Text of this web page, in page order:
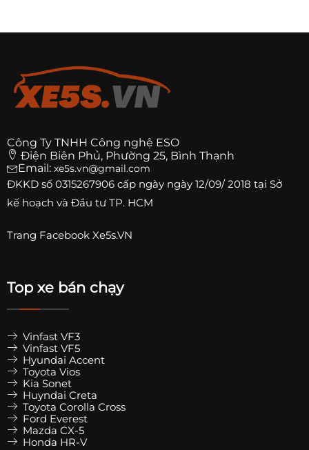
Công Ty TNHH Công nghệ ESO
Điện Biên Phủ, Phường 25, Bình Thạnh
Email: xe5s.vn@gmail.com
ĐKKD số 0315267906 cấp ngày ngày 12/09/ 2018 tại Sở
kế hoạch và Đầu tư TP. HCM
Trang Facebook Xe5s.VN
Top xe bán chạy
Vinfast VF3
Vinfast VF5
Hyundai Accent
Toyota Vios
Kia Sonet
Huyndai Creta
Toyota Corolla Cross
Ford Everest
Mazda CX-5
Honda HR-V